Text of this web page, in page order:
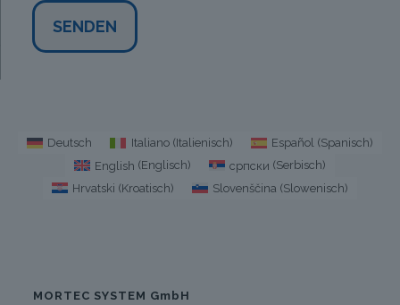
MORTEC SYSTEM GmbH
Deutsch Italiano(Italienisch) Español(Spanisch)
English (Englisch) српски (Serbisch)
Hrvatski (Kroatisch) Slovenščina (Slowenisch)